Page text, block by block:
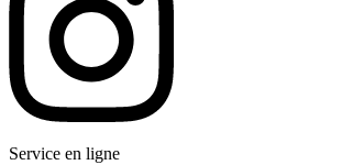
Service en ligne